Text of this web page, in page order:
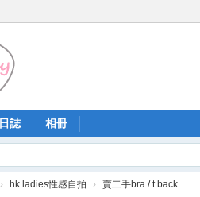
日誌 相冊
› hk ladies性感自拍 › 賣二手bra / t back